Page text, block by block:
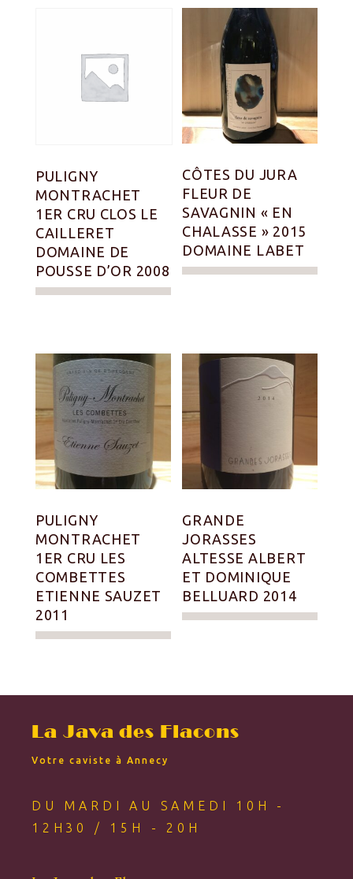
PULIGNY
MONTRACHET
1ER CRU CLOS LE
CAILLERET
DOMAINE DE
POUSSE D’OR 2008
CÔTES DU JURA
FLEUR DE
SAVAGNIN « EN
CHALASSE » 2015
DOMAINE LABET
PULIGNY
MONTRACHET
1ER CRU LES
COMBETTES
ETIENNE SAUZET
2011
GRANDE
JORASSES
ALTESSE ALBERT
ET DOMINIQUE
BELLUARD 2014
La Java des Flacons
Votre caviste à Annecy
DU MARDI AU SAMEDI 10H -
12H30 / 15H - 20H